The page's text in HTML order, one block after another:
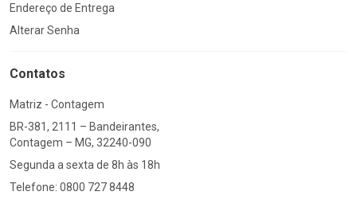
Endereço de Entrega
Alterar Senha
Contatos
Matriz - Contagem
BR-381, 2111 – Bandeirantes,
Contagem – MG, 32240-090
Segunda a sexta de 8h às 18h
Telefone: 0800 727 8448